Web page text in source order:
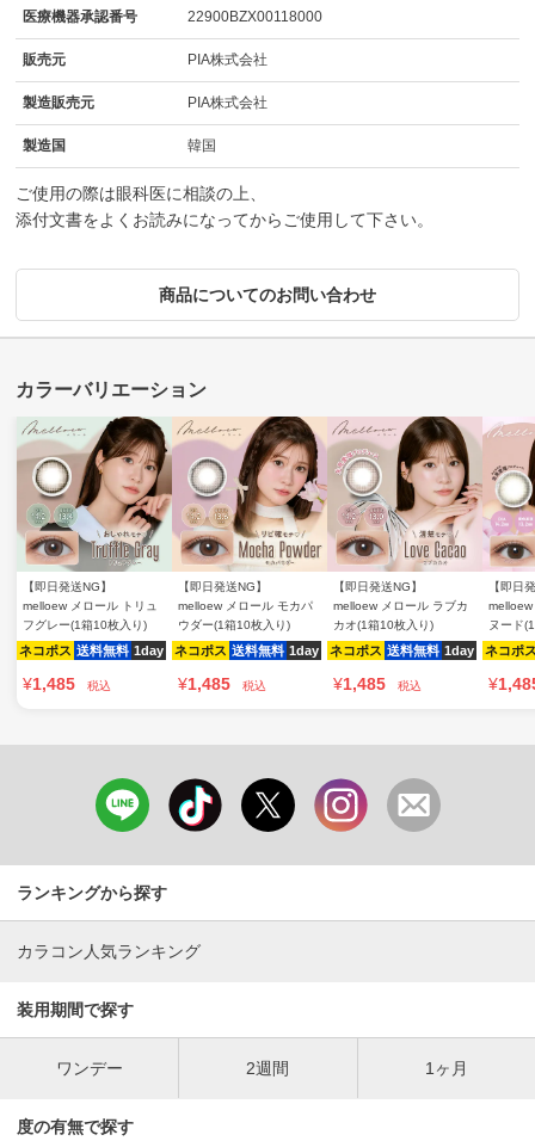
医療機器承認番号 22900BZX00118000
販売元 PIA株式会社
製造販売元 PIA株式会社
製造国 韓国
ご使用の際は眼科医に相談の上、
添付文書をよくお読みになってからご使用して下さい。
商品についてのお問い合わせ
【即日発送NG】
melloew メロール トリュ
フグレー(1箱10枚入り)
ネコポス 送料無料 1day
¥1,485 税込
【即日発送NG】
melloew メロール モカパ
ウダー(1箱10枚入り)
ネコポス 送料無料 1day
¥1,485 税込
【即日発送NG】
melloew メロール ラブカ
カオ(1箱10枚入り)
ネコポス 送料無料 1day
¥1,485 税込
【即日
ヌード
ネコポ
¥
ランキングから探す
カラコン人気ランキング
装用期間で探す
ワンデー 2週間 1ヶ月
度の有無で探す